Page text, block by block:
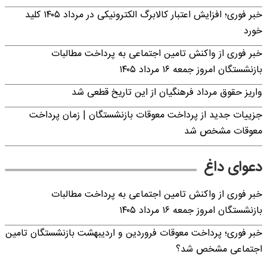
خبر فوری؛ افزایش اعتبار کالابرگ الکترونیکی در مرداد ۱۴۰۵ کلید
خورد
خبر فوری از واکنش تامین اجتماعی به پرداخت مطالبات
بازنشستگان امروز جمعه ۱۶ مرداد ۱۴۰۵
واریز حقوق مرداد فرهنگیان از این تاریخ قطعی شد
جزییات جدید از پرداخت معوقات بازنشستگان | زمان پرداخت
معوقات مشخص شد
دعوای داغ
خبر فوری از واکنش تامین اجتماعی به پرداخت مطالبات
بازنشستگان امروز جمعه ۱۶ مرداد ۱۴۰۵
خبر فوری؛ پرداخت معوقات فروردین و اردیبهشت بازنشستگان تامین
اجتماعی مشخص شد؟